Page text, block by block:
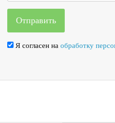
Отправить
Я согласен на обработку